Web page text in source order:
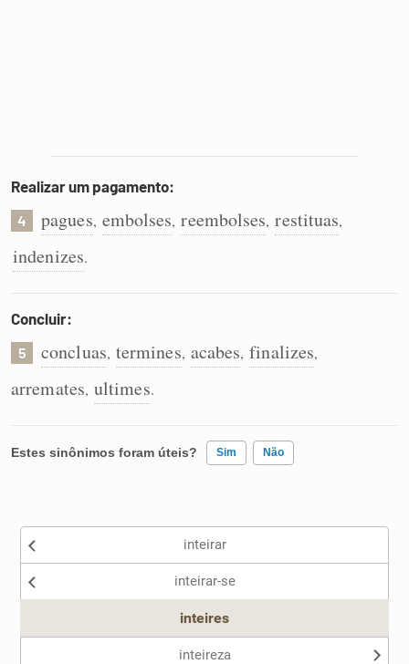
Realizar um pagamento:
4 pagues, embolses, reembolses, restituas,
indenizes.
Concluir:
5 concluas, termines, acabes, finalizes,
arremates, ultimes.
Estes sinônimos foram úteis? Sim Não
Nenhum dos sinônimos apresentados me ajudou
inteirar
inteirar-se
inteires
inteireza